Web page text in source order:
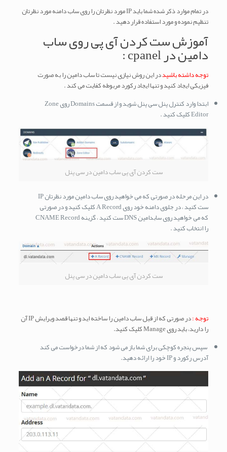
در تمام موارد ذکر شده شما باید IP مورد نظرتان را روی ساب دامنه مورد نظرتان
تنظیم نموده و مورد استفاده قرار دهید .
آموزش ست کردن آی پی روی ساب
دامین در cpanel :
توجه داشته باشیددر این روش نیازی نیست تا ساب دامین را به صورت
فیزیکی ایجاد کنید و تنها ایجاد رکورد مربوطه کفایت می کند .
ابتدا وارد کنترل پنل سی پنل شوید و از قسمت Domains روی Zone
Editor کلیک کنید .
ست کردن آی پی ساب دامین در سی پنل
در این مرحله در صورتی که می خواهید روی ساب دامین مورد نظرتان IP
ست کنید ، در جلوی دامنه خود روی A Record کلیک کنید و در صورتی
که می خواهید روی سابدامین DNS ست کنید ، گزینه CNAME Record
را انتخاب کنید .
ست کردن آی پی ساب دامین در سی پنل
توجه :
در صورتی که از قبل ساب دامین را ساخته اید و تنها قصد ویرایش IP آن
را دارید، باید روی Manage کلیک کنید.
سپس پنجره کوچکی برای شما باز می شود که از شما درخواست می کند
آدرس رکورد و IP خود را ارائه دهید.